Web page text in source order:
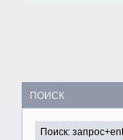
ПОИСК